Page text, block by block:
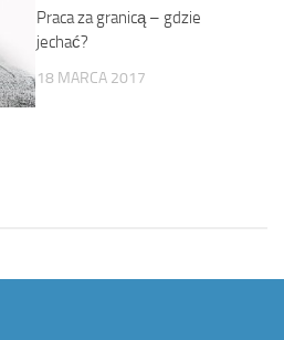
Praca za granicą – gdzie
jechać?
18 MARCA 2017